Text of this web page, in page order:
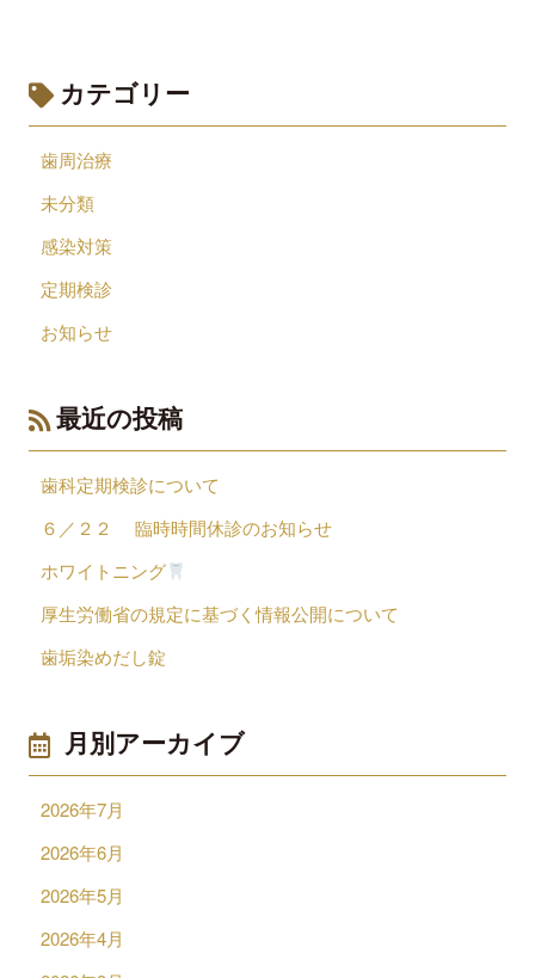
カテゴリー
歯周治療
未分類
感染対策
定期検診
お知らせ
最近の投稿
歯科定期検診について
６／２２ 臨時時間休診のお知らせ
ホワイトニング
厚生労働省の規定に基づく情報公開について
歯垢染めだし錠
月別アーカイブ
2026年7月
2026年6月
2026年5月
2026年4月